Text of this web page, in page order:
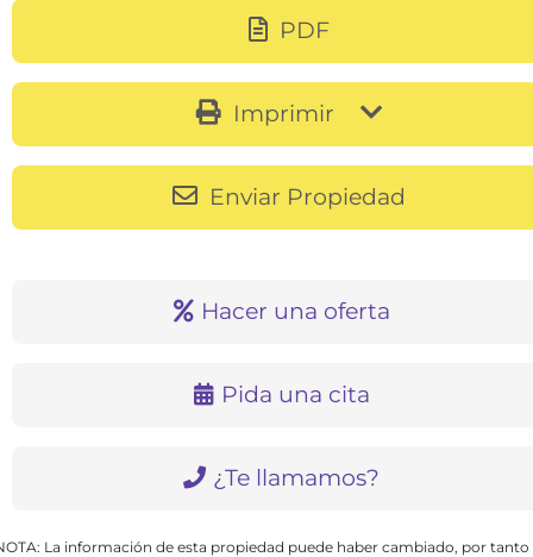
PDF
Imprimir
Enviar Propiedad
Hacer una oferta
Pida una cita
¿Te llamamos?
La información de esta propiedad puede haber cambiado, por tanto